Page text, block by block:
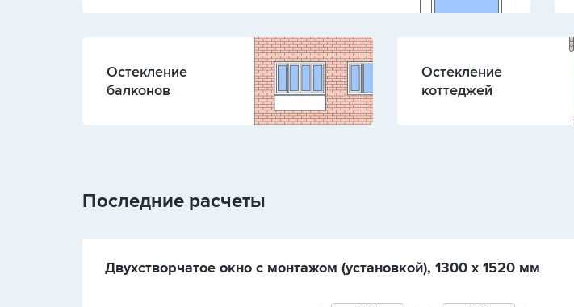
Остекление
балконов
Остекление
коттеджей
Последние расчеты
Двухстворчатое окно с монтажом (установкой), 1300 х 1520 мм